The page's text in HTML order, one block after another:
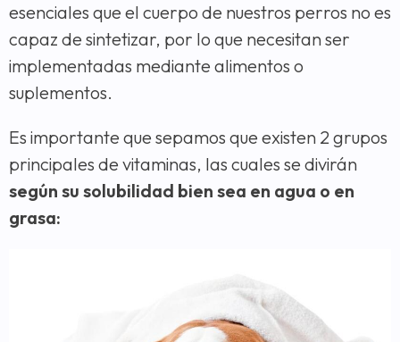
esenciales que el cuerpo de nuestros perros no es
capaz de sintetizar, por lo que necesitan ser
implementadas mediante alimentos o
suplementos.
Es importante que sepamos que existen 2 grupos
principales de vitaminas, las cuales se divirán
según su solubilidad bien sea en agua o en
grasa: